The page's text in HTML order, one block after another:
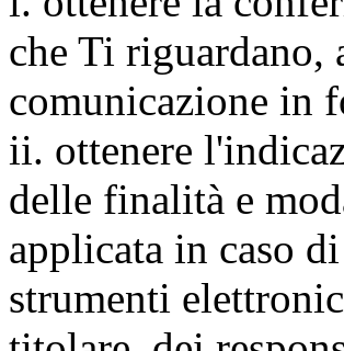
che Ti riguardano,
comunicazione in
ii. ottenere
delle finalità e
applicata in caso
strumenti